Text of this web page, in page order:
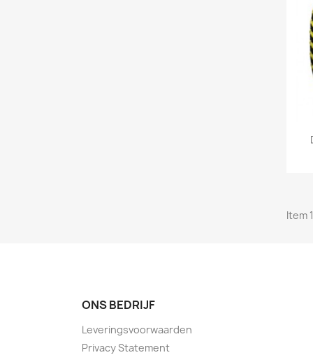
Item
ONS BEDRIJF
Leveringsvoorwaarden
Privacy Statement